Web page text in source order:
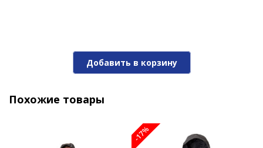
Добавить в корзину
Похожие товары
-17%